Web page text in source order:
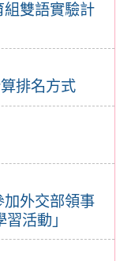
雙語實驗計
排名方式
加外交部領事
活動」